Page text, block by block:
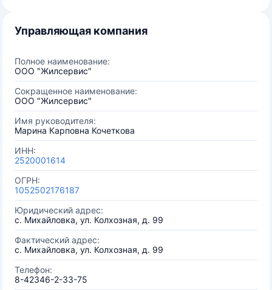
Управляющая компания
Полное наименование:
ООО "Жилсервис"
Сокращенное наименование:
ООО "Жилсервис"
Имя руководителя:
Марина Карповна Кочеткова
ИНН:
2520001614
ОГРН:
1052502176187
Юридический адрес:
с. Михайловка, ул. Колхозная, д. 99
Фактический адрес:
с. Михайловка, ул. Колхозная, д. 99
Телефон:
8-42346-2-33-75